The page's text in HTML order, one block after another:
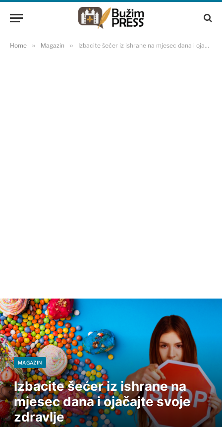
Home » Magazin » Izbacite šećer iz ishrane na mjesec dana i ojačajte svoje zdravlje
MAGAZIN
Izbacite šećer iz ishrane na
mjesec dana i ojačajte svoje
zdravlje